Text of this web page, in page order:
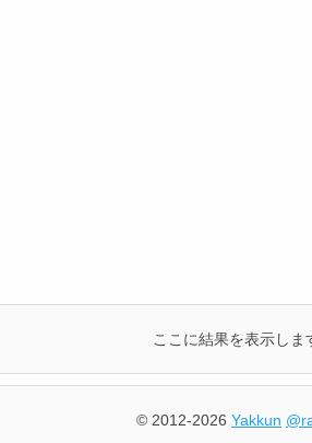
ここに結果を表示しま
© 2012-2026 Yakkun